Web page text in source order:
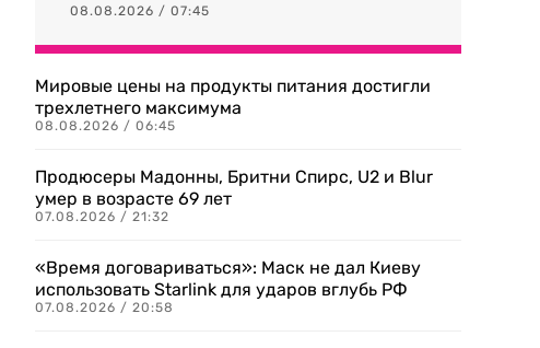
08.08.2026 / 07:45
Мировые цены на продукты питания достигли
трехлетнего максимума
08.08.2026 / 06:45
Продюсеры Мадонны, Бритни Спирс, U2 и Blur
умер в возрасте 69 лет
07.08.2026 / 21:32
«Время договариваться»: Маск не дал Киеву
использовать Starlink для ударов вглубь РФ
07.08.2026 / 20:58